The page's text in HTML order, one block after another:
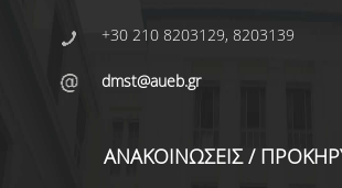
ΑΠΟ ΤΕΛΕΙΟΦΟΙΤΟΥΣ
ΑΠΟ ΜΕΤΑΠΤΥΧΙΑΚΟΥΣ
ΕΚΘΕΣΕΙΣ ΕΞΩΤΕΡΙΚΗΣ
ΑΞΙΟΛΟΓΗΣΗΣ
+30 210 8203129, 8203139
dmst@aueb.gr
ΑΝΑΚΟΙΝΩΣΕΙΣ /